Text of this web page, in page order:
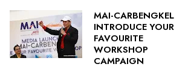
MAI-CARBENGKEL
INTRODUCE YOUR
FAVOURITE
WORKSHOP
CAMPAIGN